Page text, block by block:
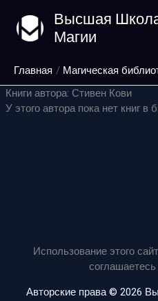
содержимому
Высшая
Магии
Главная Магическая
Книги автора: Стивен Кови
У этого автора пока нет книг в
Использование этого
соглашаетесь
Авторские права © 2026